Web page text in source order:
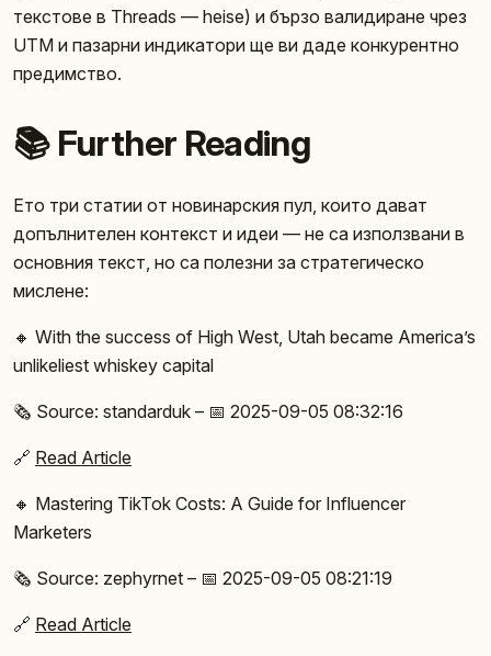
текстове в Threads — heise) и бързо валидиране чрез
UTM и пазарни индикатори ще ви даде конкурентно
предимство.
📚 Further Reading
Ето три статии от новинарския пул, които дават
допълнителен контекст и идеи — не са използвани в
основния текст, но са полезни за стратегическо
мислене:
🔸 With the success of High West, Utah became America’s
unlikeliest whiskey capital
🗞️ Source: standarduk – 📅 2025-09-05 08:32:16
🔗 Read Article
🔸 Mastering TikTok Costs: A Guide for Influencer
Marketers
🗞️ Source: zephyrnet – 📅 2025-09-05 08:21:19
🔗 Read Article